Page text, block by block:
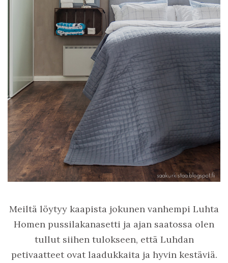
Meiltä löytyy kaapista jokunen vanhempi Luhta
Homen pussilakanasetti ja ajan saatossa olen
tullut siihen tulokseen, että Luhdan
petivaatteet ovat laadukkaita ja hyvin kestäviä.